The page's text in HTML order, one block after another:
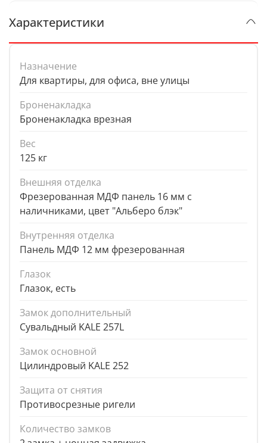
Характеристики
Назначение
Для квартиры, для офиса, вне улицы
Броненакладка
Броненакладка врезная
Вес
125 кг
Внешняя отделка
Фрезерованная МДФ панель 16 мм с
наличниками, цвет "Альберо блэк"
Внутренняя отделка
Панель МДФ 12 мм фрезерованная
Глазок
Глазок, есть
Замок дополнительный
Сувальдный KALE 257L
Замок основной
Цилиндровый KALE 252
Защита от снятия
Противосрезные ригели
Количество замков